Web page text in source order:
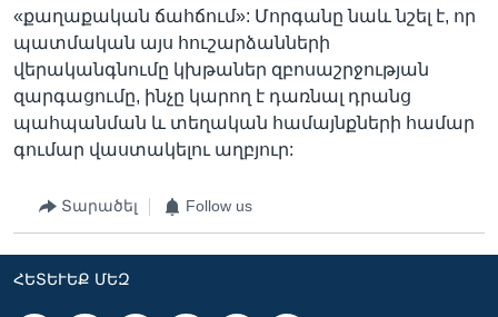
«քաղաքական ճահճում»: Մորգանը նաև նշել է, որ
պատմական այս հուշարձանների
վերականգնումը կխթաներ զբոսաշրջության
զարգացումը, ինչը կարող է դառնալ դրանց
պահպանման և տեղական համայնքների համար
գումար վաստակելու աղբյուր:
Տարածել Follow us
ՀԵՏԵՒԵՔ ՄԵԶ